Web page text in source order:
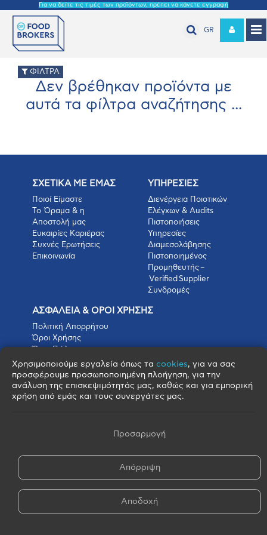
Για να δείτε τις τιμές των προϊόντων, πρέπει να κάνετε εγγραφή
GR
ΦΙΛΤΡΑ
Δεν βρέθηκαν προϊόντα με
αυτά τα φίλτρα αναζήτησης ...
ΣΧΕΤΙΚΑ ΜΕ ΕΜΑΣ
Ποιοί Είμαστε
Το Όραμα & η
Αποστολή μας
Ευκαιρίες Καριέρας
Συχνές Ερωτήσεις
Επικοινωνία
ΥΠΗΡΕΣΙΕΣ
Διενέργεια Ποιοτικών
Ελέγχων & Audits
Πιστοποιήσεις
Υπηρεσίες
Διαμεσολάβησης
Πιστοποιημένος
Προμηθευτής –
Verified Supplier
Συνδρομές
ΑΣΦΑΛΕΙΑ & ΟΡΟΙ ΧΡΗΣΗΣ
Πολιτική Απορρήτου
Όροι Χρήσης
Όροι Πώλησης
Όροι Αγοράς
Πολιτική Cookies
Πνευματικά Δικαιώματα
Όροι & Προϋποθέσεις Escrow
Χρησιμοποιούμε εργαλεία όπως τα cookies, για να σας
προσφέρουμε προσωποποιημένη πλοήγηση, για την
ανάλυση της επισκεψιμότητάς μας, καθώς και για εμπορική
χρήση από εμάς και τους συνεργάτες μας.
Προσαρμογή
Απόρριψη
Αποδοχή